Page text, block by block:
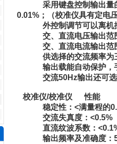
采用键盘控制输出量的
0.01%；（校准仪具有定电
外控制调节可以离机控
交、直流电压输出范围
交、直流电流输出范围
供选择的交流频率为三
输出载能自动保护，
交流50Hz输出还可选择
校准仪/校准仪 性能
稳定性：<满量程的
交流失真度：<0.5%
直流纹波系数：
输出频率及准确度：